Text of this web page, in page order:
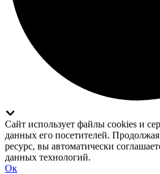
Сайт использует файлы cookies и
данных его посетителей.
ресурс, вы автоматически
данных технологий.
Ок